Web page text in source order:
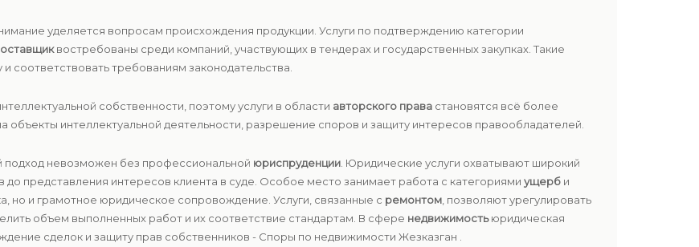
уделяется вопросам происхождения продукции. Услуги по подтверждению категории
востребованы среди компаний, участвующих в тендерах и государственных закупках. Такие
соответствовать требованиям законодательства.
собственности, поэтому услуги в области авторского права становятся всё более
интеллектуальной деятельности, разрешение споров и защиту интересов правообладателей.
невозможен без профессиональной юриспруденции . Юридические услуги охватывают широкий
до представления интересов клиента в суде. Особое место занимает работа с категориями ущерб и
но и грамотное юридическое сопровождение. Услуги, связанные с ремонтом , позволяют урегулировать
объем выполненных работ и их соответствие стандартам. В сфере недвижимостьюридическая
сделок и защиту прав собственников - Споры по недвижимости Жезказган .